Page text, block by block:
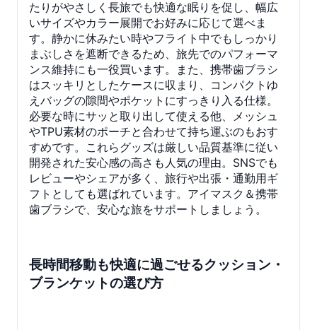
たりがやさしく長旅でも快適な眠りを促し、幅広
いサイズやカラー展開でお好みに応じて選べま
す。静かに休みたい時やフライト中でもしっかり
まぶしさを遮断できるため、旅先でのパフォーマ
ンス維持にも一役買います。また、携帯歯ブラシ
はスッキリとしたケースに収まり、コンパクトゆ
えバッグの隙間やポケットにすっきり入る仕様。
必要な時にサッと取り出して使える他、メッシュ
やTPU素材のポーチと合わせて持ち運ぶのもおす
すめです。これらグッズは厳しい品質基準に従い
開発された安心感の高さも人気の理由。SNSでも
レビューやシェアが多く、旅行や出張・通勤用ギ
フトとしても選ばれています。アイマスク＆携帯
歯ブラシで、安心な旅をサポートしましょう。
長時間移動も快適に過ごせるクッション・
ブランケットの選び方